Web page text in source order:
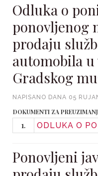
Odluka o
ponovljenog
prodaju
automobila
Gradskog
NAPISANO DANA 05
DOKUMENTI ZA
1. ODLUKA O
Ponovljeni